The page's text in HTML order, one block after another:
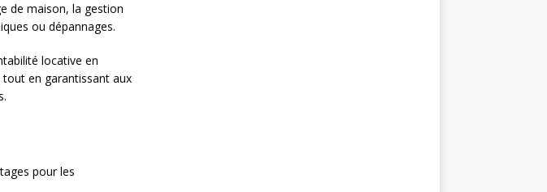
de maison, la gestion
ou dépannages.
locative en
en garantissant aux
pour les